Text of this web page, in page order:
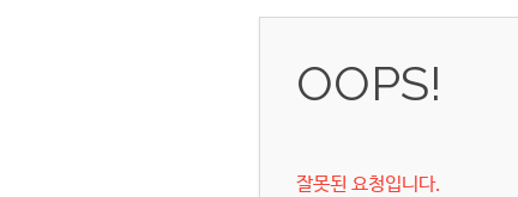
OOPS!
잘못된 요청입니다.